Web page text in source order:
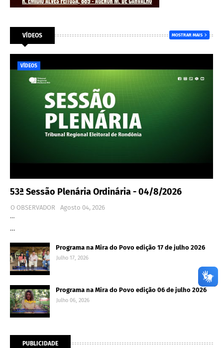
VÍDEOS MOSTRAR MAIS
VÍDEOS
53ª Sessão Plenária Ordinária - 04/8/2026
O OBSERVADOR
Agosto 04, 2026
…
…
Programa na Mira do Povo edição 17 de julho 2026
Julho 17, 2026
Programa na Mira do Povo edição 06 de julho 2026
Julho 06, 2026
PUBLICIDADE